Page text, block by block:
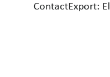
ContactExport: